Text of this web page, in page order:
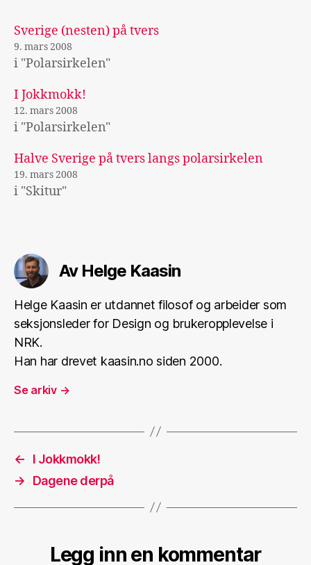
Sverige (nesten) på tvers
9. mars 2008
i "Polarsirkelen"
I Jokkmokk!
12. mars 2008
i "Polarsirkelen"
Halve Sverige på tvers langs polarsirkelen
19. mars 2008
i "Skitur"
Av Helge Kaasin
Helge Kaasin er utdannet filosof og arbeider som
seksjonsleder for Design og brukeropplevelse i
NRK.
Han har drevet kaasin.no siden 2000.
Se arkiv →
←
I Jokkmokk!
→
Dagene derpå
Legg inn en kommentar